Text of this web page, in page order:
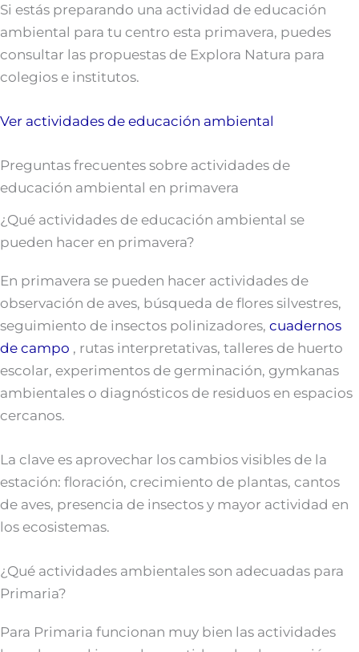
Si estás preparando una actividad de educación
ambiental para tu centro esta primavera, puedes
consultar las propuestas de Explora Natura para
colegios e institutos.
Ver actividades de educación ambiental
Preguntas frecuentes sobre actividades de
educación ambiental en primavera
¿Qué actividades de educación ambiental se
pueden hacer en primavera?
En primavera se pueden hacer actividades de
observación de aves, búsqueda de flores silvestres,
seguimiento de insectos polinizadores, cuadernos
de campo , rutas interpretativas, talleres de huerto
escolar, experimentos de germinación, gymkanas
ambientales o diagnósticos de residuos en espacios
cercanos.
La clave es aprovechar los cambios visibles de la
estación: floración, crecimiento de plantas, cantos
de aves, presencia de insectos y mayor actividad en
los ecosistemas.
¿Qué actividades ambientales son adecuadas para
Primaria?
Para Primaria funcionan muy bien las actividades